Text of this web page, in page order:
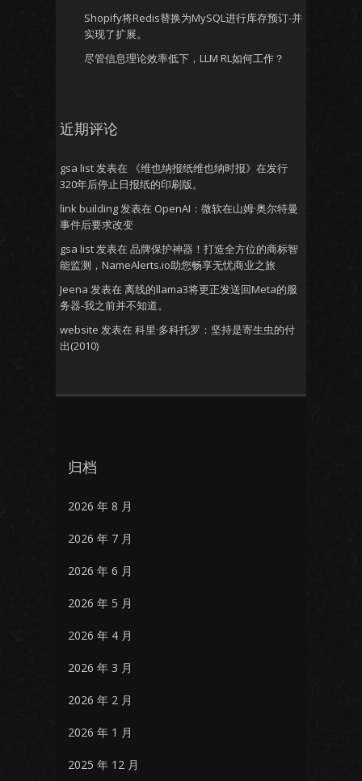
Shopify将Redis替换为MySQL进行库存预订-并
实现了扩展。
尽管信息理论效率低下，LLM RL如何工作？
近期评论
gsa list发表在
《维也纳报纸维也纳时报》在发行
320年后停止日报纸的印刷版。
link building发表在 OpenAI：微软在山姆·奥尔特曼
事件后要求改变
gsa list发表在 品牌保护神器！打造全方位的商标智
能监测，NameAlerts.io助您畅享无忧商业之旅
Jeena 发表在 离线的llama3将更正发送回Meta的服
务器-我之前并不知道。
website 发表在 科里·多科托罗：坚持是寄生虫的付
出(2010)
归档
2026 年 8 月
2026 年 7 月
2026 年 6 月
2026 年 5 月
2026 年 4 月
2026 年 3 月
2026 年 2 月
2026 年 1 月
2025 年 12 月